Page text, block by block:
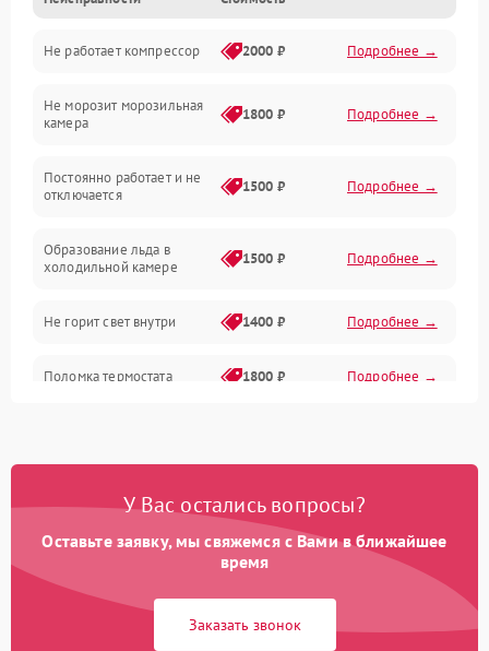
Электропитание
Дренаж
Не работает компрессор 2000 ₽ Подробнее →
Не морозит морозильная
камера
1800 ₽ Подробнее →
Постоянно работает и не
отключается
1500 ₽ Подробнее →
Образование льда в
холодильной камере
1500 ₽ Подробнее →
Не горит свет внутри 1400 ₽ Подробнее →
Поломка термостата 1800 ₽ Подробнее →
Образование конденсата
1800 ₽ Подробнее →
Сбой в работе инвертора
У Вас остались вопросы?
Оставьте заявку, мы свяжемся с Вами в ближайшее
время
Заказать звонок